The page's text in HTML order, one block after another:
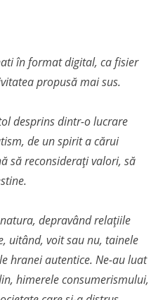
în format digital, ca fisier
propusă mai sus.
desprins dintr-o lucrare
de un spirit a cărui
să reconsiderați valori, să
depravând relațiile
uitând, voit sau nu, tainele
hranei autentice. Ne-au luat
himerele consumerismului,